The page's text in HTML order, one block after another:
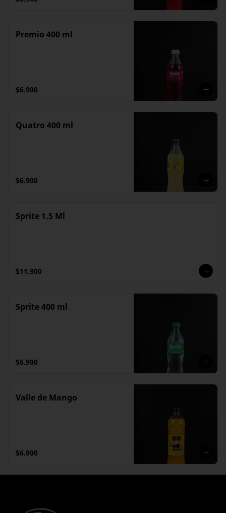
Premio 400 ml
$6.900
Quatro 400 ml
$6.900
Sprite 1.5 Ml
$11.900
Sprite 400 ml
$6.900
Valle de Mango
$6.900